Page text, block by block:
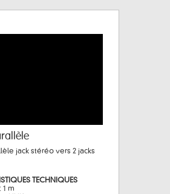
jack stéréo vers 2 jacks
TECHNIQUES
1 m